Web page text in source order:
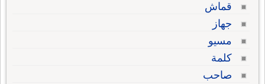
قماش
جهاز
مسيو
كلمة
صاحب